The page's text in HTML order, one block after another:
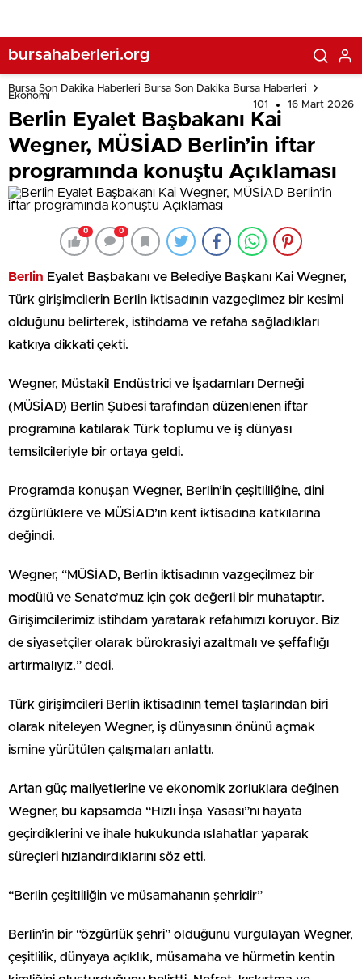
bursahaberleri.org
Bursa Son Dakika Haberleri Bursa Son Dakika Bursa Haberleri
Ekonomi
101
16 Mart 2026
Berlin Eyalet Başbakanı Kai
Wegner, MÜSİAD Berlin’in iftar
programında konuştu Açıklaması
0 0
Berlin Eyalet Başbakanı ve Belediye Başkanı Kai Wegner,
Türk girişimcilerin Berlin iktisadının vazgeçilmez bir kesimi
olduğunu belirterek, istihdama ve refaha sağladıkları
katkıya dikkati çekti.
Wegner, Müstakil Endüstrici ve İşadamları Derneği
(MÜSİAD) Berlin Şubesi tarafından düzenlenen iftar
programına katılarak Türk toplumu ve iş dünyası
temsilcileriyle bir ortaya geldi.
Programda konuşan Wegner, Berlin’in çeşitliliğine, dini
özgürlüklere ve MÜSİAD’ın kent iktisadına katkılarına
değindi.
Wegner, “MÜSİAD, Berlin iktisadının vazgeçilmez bir
modülü ve Senato’muz için çok değerli bir muhataptır.
Girişimcilerimiz istihdam yaratarak refahımızı koruyor. Biz
de siyasetçiler olarak bürokrasiyi azaltmalı ve şeffaflığı
artırmalıyız.” dedi.
Türk girişimcileri Berlin iktisadının temel taşlarından biri
olarak niteleyen Wegner, iş dünyasının önünü açmak
ismine yürütülen çalışmaları anlattı.
Artan güç maliyetlerine ve ekonomik zorluklara değinen
Wegner, bu kapsamda “Hızlı İnşa Yasası”nı hayata
geçirdiklerini ve ihale hukukunda ıslahatlar yaparak
süreçleri hızlandırdıklarını söz etti.
“Berlin çeşitliliğin ve müsamahanın şehridir”
Berlin’in bir “özgürlük şehri” olduğunu vurgulayan Wegner,
çeşitlilik, dünyaya açıklık, müsamaha ve hürmetin kentin